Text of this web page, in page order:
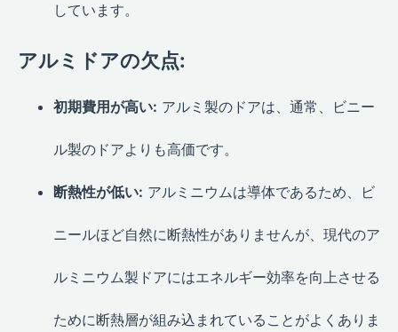
しています。
アルミドアの欠点:
初期費用が高い: アルミ製のドアは、通常、ビニー
ル製のドアよりも高価です。
断熱性が低い: アルミニウムは導体であるため、ビ
ニールほど自然に断熱性がありませんが、現代のア
ルミニウム製ドアにはエネルギー効率を向上させる
ために断熱層が組み込まれていることがよくありま